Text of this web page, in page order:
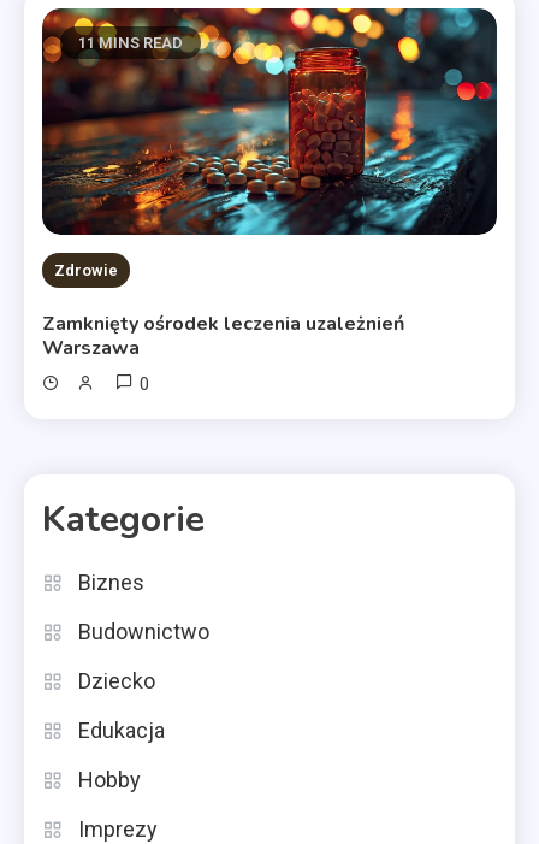
11 MINS READ
Zdrowie
Zamknięty ośrodek leczenia uzależnień
Warszawa
0
Kategorie
Biznes
Budownictwo
Dziecko
Edukacja
Hobby
Imprezy